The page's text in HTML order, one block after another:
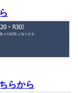
らから